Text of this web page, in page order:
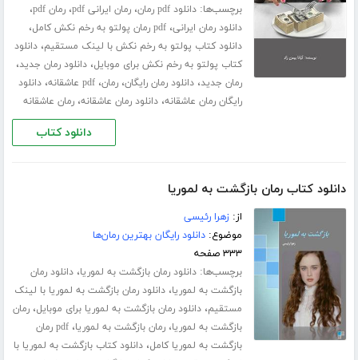
برچسب‌ها:دانلود pdf رمان ،رمان ایرانی pdf ،رمان pdf ،
دانلود رمان ایرانی،pdf رمان پولتو به رخم نکش کامل ،
دانلود کتاب پولتو به رخم نکش با لینک مستقیم،دانلود
کتاب پولتو به رخم نکش برای موبایل،دانلود رمان جدید،
رمان جدید،دانلود رمان رایگان،رمان،pdf عاشقانه ،دانلود
رایگان رمان عاشقانه،دانلود رمان عاشقانه،رمان عاشقانه
دانلود کتاب
دانلود کتاب رمان بازگشت به لموریا
از:زهرا رئیسی
موضوع:دانلود رایگان بهترین رمان‌ها
۳۳۳ صفحه
برچسب‌ها:دانلود رمان بازگشت به لموریا،دانلود رمان
بازگشت به لموریا،دانلود رمان بازگشت به لموریا با لینک
مستقیم،دانلود رمان بازگشت به لموریا برای موبایل،رمان
بازگشت به لموریا،رمان بازگشت به لموریا،
pdf رمان
بازگشت به لموریا کامل،دانلود کتاب بازگشت به لموریا با